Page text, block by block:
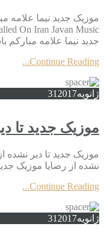
جدید نیما علامه مبارکم
Continue Reading...
ژانویه 31 2017
موزیک جدید تا
موزیک جدید تا دیر نشده
نشده از رضایا موزیک
Continue Reading...
ژانویه 31 2017